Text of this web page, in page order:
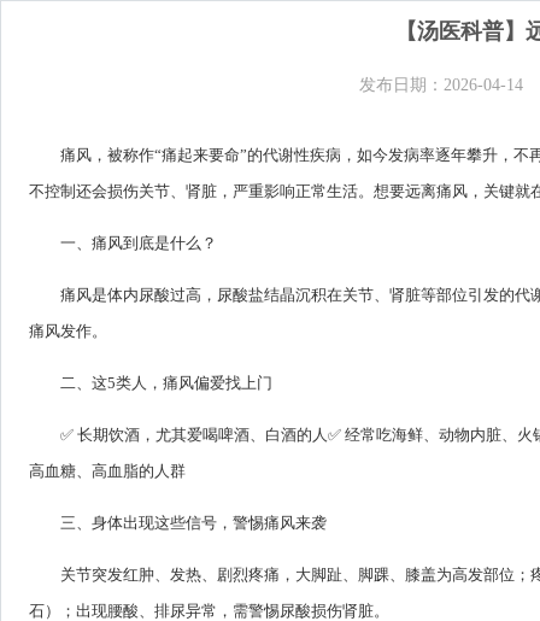
【汤医科普
发布日期：2026-04-14
痛风，被称作“痛起来要命”的代谢性疾病，如今发病率逐年攀升，
不控制还会损伤关节、肾脏，严重影响正常生活。想要远离痛风，关键就
一、痛风到底是什么？
痛风是体内尿酸过高，尿酸盐结晶沉积在关节、肾脏等部位引发的
痛风发作。
二、这5类人，痛风偏爱找上门
✅ 长期饮酒，尤其爱喝啤酒、白酒的人✅ 经常吃海鲜、动物内脏、
高血糖、高血脂的人群
三、身体出现这些信号，警惕痛风来袭
关节突发红肿、发热、剧烈疼痛，大脚趾、脚踝、膝盖为高发部位
石）；出现腰酸、排尿异常，需警惕尿酸损伤肾脏。